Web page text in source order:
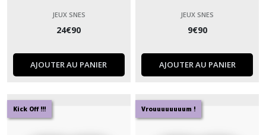
JEUX SNES
24€90
AJOUTER AU PANIER
JEUX SNES
9€90
AJOUTER AU PANIER
Kick Off !!! Vrouuuuuuuum !